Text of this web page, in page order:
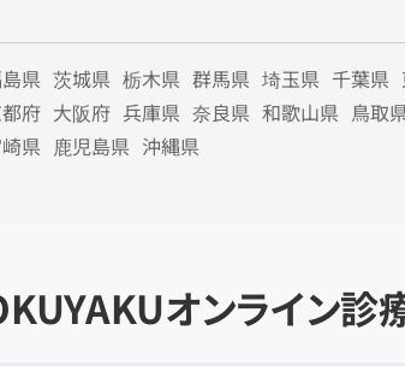
県 茨城県 栃木県 群馬県 埼玉県 千葉県
府 大阪府 兵庫県 奈良県 和歌山県 鳥取
県 鹿児島県 沖縄県
オンライン診